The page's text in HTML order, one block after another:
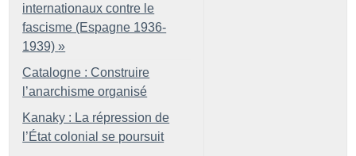
internationaux contre le
fascisme (Espagne 1936-
1939) »
Catalogne : Construire
l’anarchisme organisé
Kanaky : La répression de
l’État colonial se poursuit